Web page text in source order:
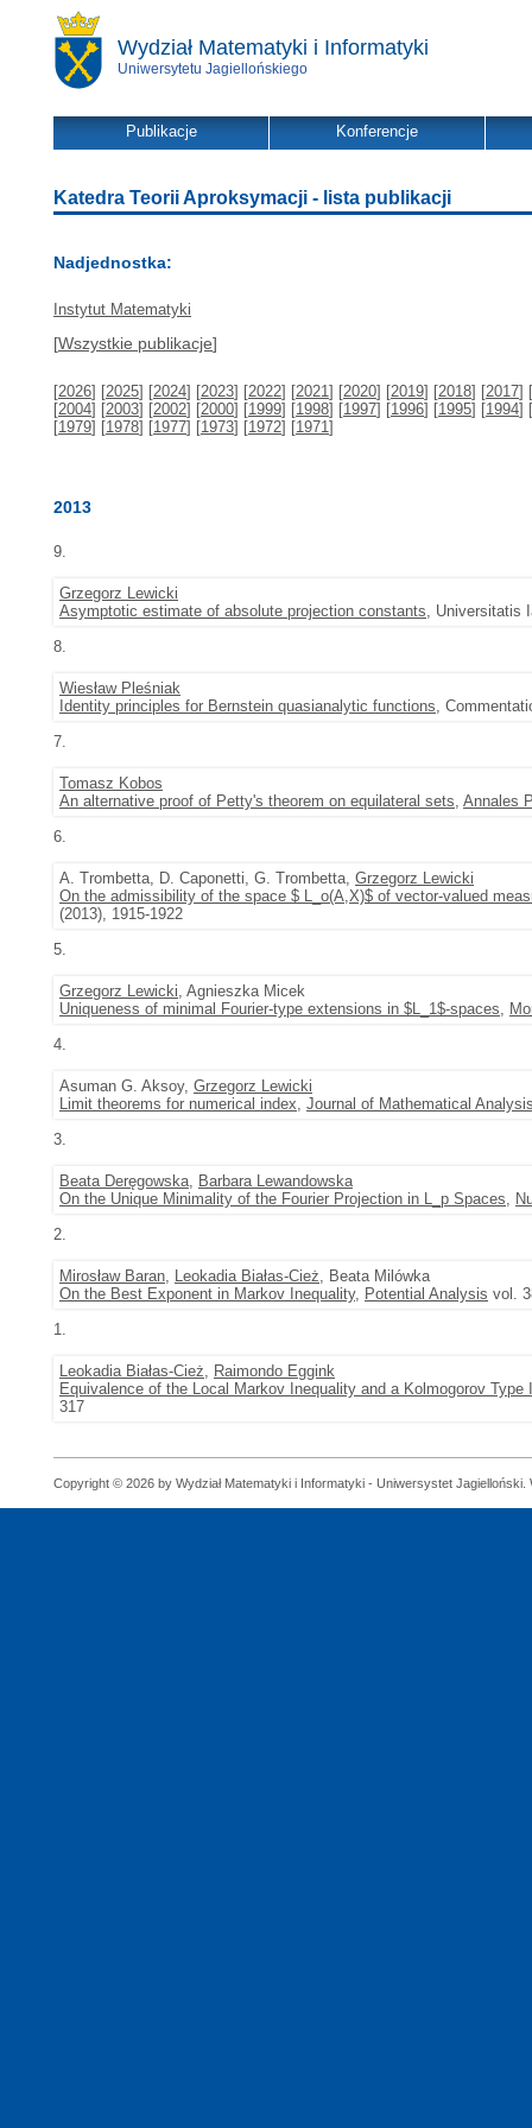
Wydział Matematyki i Informatyki
Uniwersytetu Jagiellońskiego
Publikacje Konferencje
Katedra Teorii Aproksymacji - lista publikacji
Nadjednostka:
Instytut Matematyki
[Wszystkie publikacje]
[2026] [2025] [2024] [2023] [2022] [2021] [2020] [2019] [2018] [2017] [
[2004] [2003] [2002] [2000] [1999] [1998] [1997] [1996] [1995] [1994] [
[1979] [1978] [1977] [1973] [1972] [1971]
2013
9.
Grzegorz Lewicki
Asymptotic estimate of absolute projection constants, Universitatis
8.
Wiesław Pleśniak
Identity principles for Bernstein quasianalytic functions,
7.
Tomasz Kobos
An alternative proof of Petty's theorem on equilateral sets, Annales
6.
A. Trombetta, D. Caponetti, G. Trombetta, Grzegorz Lewicki
On the admissibility of the space $ L_o(A,X)$ of vector-valued
(2013), 1915-1922
5.
Grzegorz Lewicki, Agnieszka Micek
Uniqueness of minimal Fourier-type extensions in $L_1$-spaces,
4.
Asuman G. Aksoy, Grzegorz Lewicki
Limit theorems for numerical index, Journal of Mathematical
3.
Beata Deręgowska, Barbara Lewandowska
On the Unique Minimality of the Fourier Projection in L_p Spaces,
2.
Mirosław Baran, Leokadia Białas-Cież, Beata Milówka
On the Best Exponent in Markov Inequality, Potential Analysis vol.
1.
Leokadia Białas-Cież, Raimondo Eggink
Equivalence of the Local Markov Inequality and a Kolmogorov
317
Copyright © 2026 by Wydział Matematyki i Informatyki - Uniwersystet